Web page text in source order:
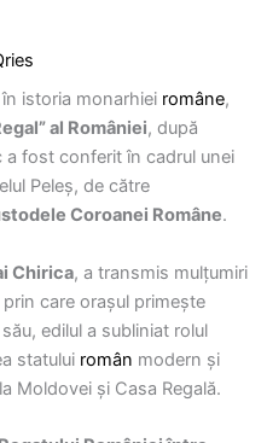
istoria monarhiei române,
al României, după
a fost conferit în cadrul unei
Peleş, de către
Coroanei Române.
Chirica, a transmis mulţumiri
care oraşul primeşte
edilul a subliniat rolul
statului român modern şi
Moldovei şi Casa Regală.